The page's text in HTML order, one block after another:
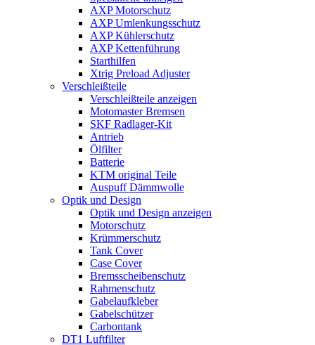
AXP Motorschutz
AXP Umlenkungsschutz
AXP Kühlerschutz
AXP Kettenführung
Starthilfen
Xtrig Preload Adjuster
Verschleißteile
Verschleißteile anzeigen
Motomaster Bremsen
SKF Radlager-Kit
Antrieb
Ölfilter
Batterie
KTM original Teile
Auspuff Dämmwolle
Optik und Design
Optik und Design anzeigen
Motorschutz
Krümmerschutz
Tank Cover
Case Cover
Bremsscheibenschutz
Rahmenschutz
Gabelaufkleber
Gabelschützer
Carbontank
DT1 Luftfilter